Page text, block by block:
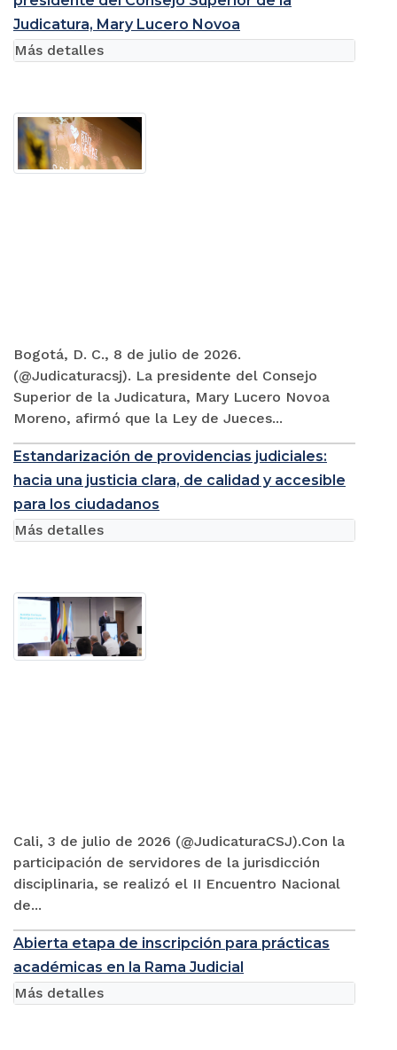
Judicatura, Mary Lucero Novoa
Bogotá, D. C., 8 de julio de 2026.
(@Judicaturacsj). La presidente del Consejo
Superior de la Judicatura, Mary Lucero Novoa
Moreno, afirmó que la Ley de Jueces...
Más detalles
Estandarización de providencias judiciales:
hacia una justicia clara, de calidad y accesible
para los ciudadanos
Cali, 3 de julio de 2026 (@JudicaturaCSJ).Con la
participación de servidores de la jurisdicción
disciplinaria, se realizó el II Encuentro Nacional
de...
Más detalles
Abierta etapa de inscripción para prácticas
académicas en la Rama Judicial
Más detalles